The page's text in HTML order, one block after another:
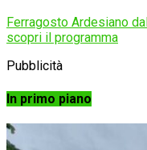
Ferragosto Ardesiano
scopri il programma
Pubblicità
In primo piano